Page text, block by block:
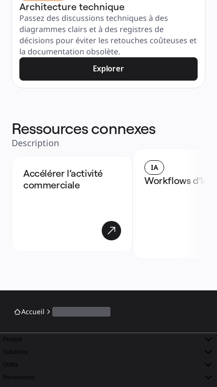
Architecture technique
Passez des discussions techniques à des
diagrammes clairs et à des registres de
décisions pour éviter les retouches coûteuses et
la documentation obsolète.
Explorer
Ressources connexes
Description
Accélérer l’activité
commerciale
IA
Workflows d’IA
Accueil
Produit
Solutions
Outils
Ressources